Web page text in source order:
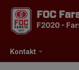
Kontakt
FOC
F2020 -